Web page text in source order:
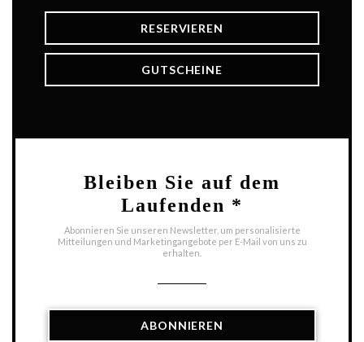
RESERVIEREN
GUTSCHEINE
Bleiben Sie auf dem
Laufenden *
Abonnieren Sie unseren Newsletter, um personalisierte
Mitteilungen und Marketingangebote per E-Mail von uns zu
erhalten.
ABONNIEREN